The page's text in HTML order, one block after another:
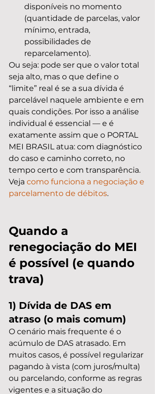
disponíveis no momento
(quantidade de parcelas, valor
mínimo, entrada,
possibilidades de
reparcelamento).
Ou seja: pode ser que o valor total
seja alto, mas o que define o
“limite” real é se a sua dívida é
parcelável naquele ambiente e em
quais condições. Por isso a análise
individual é essencial — e é
exatamente assim que o PORTAL
MEI BRASIL atua: com diagnóstico
do caso e caminho correto, no
tempo certo e com transparência.
Veja como funciona a negociação e
parcelamento de débitos.
Quando a
renegociação do MEI
é possível (e quando
trava)
1) Dívida de DAS em
atraso (o mais comum)
O cenário mais frequente é o
acúmulo de DAS atrasado. Em
muitos casos, é possível regularizar
pagando à vista (com juros/multa)
ou parcelando, conforme as regras
vigentes e a situação do